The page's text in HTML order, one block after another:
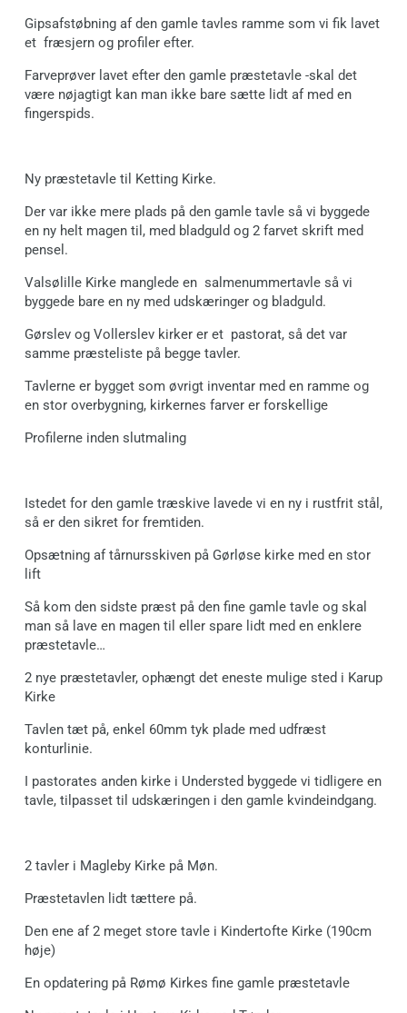
Gipsafstøbning af den gamle tavles ramme som vi fik lavet
et fræsjern og profiler efter.
Farveprøver lavet efter den gamle præstetavle -skal det
være nøjagtigt kan man ikke bare sætte lidt af med en
fingerspids.
Ny præstetavle til Ketting Kirke.
Der var ikke mere plads på den gamle tavle så vi byggede
en ny helt magen til, med bladguld og 2 farvet skrift med
pensel.
Valsølille Kirke manglede en salmenummertavle så vi
byggede bare en ny med udskæringer og bladguld.
Gørslev og Vollerslev kirker er et pastorat, så det var
samme præsteliste på begge tavler.
Tavlerne er bygget som øvrigt inventar med en ramme og
en stor overbygning, kirkernes farver er forskellige
Profilerne inden slutmaling
Istedet for den gamle træskive lavede vi en ny i rustfrit stål,
så er den sikret for fremtiden.
Opsætning af tårnursskiven på Gørløse kirke med en stor
lift
Så kom den sidste præst på den fine gamle tavle og skal
man så lave en magen til eller spare lidt med en enklere
præstetavle…
2 nye præstetavler, ophængt det eneste mulige sted i Karup
Kirke
Tavlen tæt på, enkel 60mm tyk plade med udfræst
konturlinie.
I pastorates anden kirke i Understed byggede vi tidligere en
tavle, tilpasset til udskæringen i den gamle kvindeindgang.
2 tavler i Magleby Kirke på Møn.
Præstetavlen lidt tættere på.
Den ene af 2 meget store tavle i Kindertofte Kirke (190cm
høje)
En opdatering på Rømø Kirkes fine gamle præstetavle